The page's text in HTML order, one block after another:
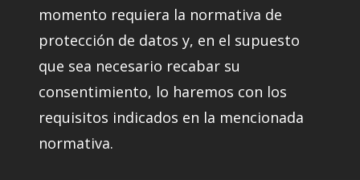
momento requiera la normativa de
protección de datos y, en el supuesto
que sea necesario recabar su
consentimiento, lo haremos con los
requisitos indicados en la mencionada
normativa.